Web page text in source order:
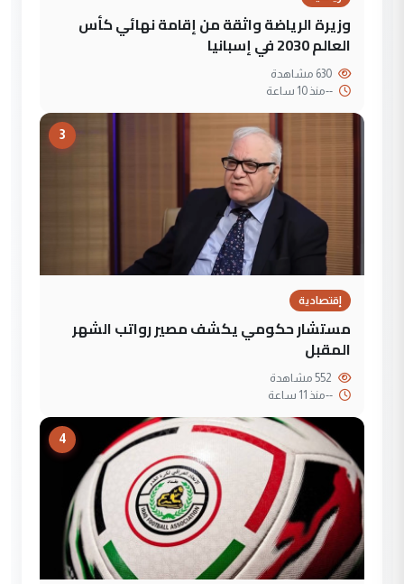
وزيرة الرياضة واثقة من إقامة نهائي كأس
العالم 2030 في إسبانيا
--منذ 10 ساعة
3
إقتصادية
مستشار حكومي يكشف مصير رواتب الشهر
المقبل
--منذ 11 ساعة
4